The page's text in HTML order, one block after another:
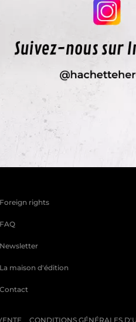
Foreign rights
FAQ
Newsletter
La maison d'édition
Contact
CONDITIONS GÉNÉRALES